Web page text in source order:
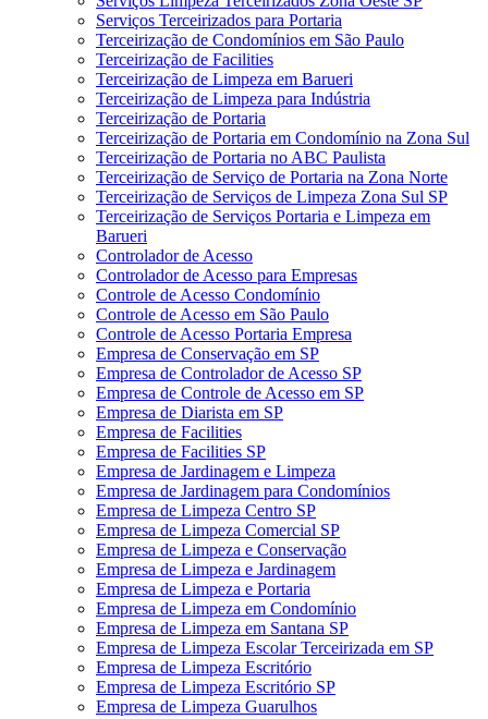
Serviços Terceirizados para Portaria
Terceirização de Condomínios em São Paulo
Terceirização de Facilities
Terceirização de Limpeza em Barueri
Terceirização de Limpeza para Indústria
Terceirização de Portaria
Terceirização de Portaria em Condomínio na Zona Sul
Terceirização de Portaria no ABC Paulista
Terceirização de Serviço de Portaria na Zona Norte
Terceirização de Serviços de Limpeza Zona Sul SP
Terceirização de Serviços Portaria e Limpeza em
Barueri
Controlador de Acesso
Controlador de Acesso para Empresas
Controle de Acesso Condomínio
Controle de Acesso em São Paulo
Controle de Acesso Portaria Empresa
Empresa de Conservação em SP
Empresa de Controlador de Acesso SP
Empresa de Controle de Acesso em SP
Empresa de Diarista em SP
Empresa de Facilities
Empresa de Facilities SP
Empresa de Jardinagem e Limpeza
Empresa de Jardinagem para Condomínios
Empresa de Limpeza Centro SP
Empresa de Limpeza Comercial SP
Empresa de Limpeza e Conservação
Empresa de Limpeza e Jardinagem
Empresa de Limpeza e Portaria
Empresa de Limpeza em Condomínio
Empresa de Limpeza em Santana SP
Empresa de Limpeza Escolar Terceirizada em SP
Empresa de Limpeza Escritório
Empresa de Limpeza Escritório SP
Empresa de Limpeza Guarulhos